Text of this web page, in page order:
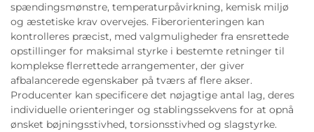
spændingsmønstre, temperaturpåvirkning, kemisk miljø
og æstetiske krav overvejes. Fiberorienteringen kan
kontrolleres præcist, med valgmuligheder fra ensrettede
opstillinger for maksimal styrke i bestemte retninger til
komplekse flerrettede arrangementer, der giver
afbalancerede egenskaber på tværs af flere akser.
Producenter kan specificere det nøjagtige antal lag, deres
individuelle orienteringer og stablingssekvens for at opnå
ønsket bøjningsstivhed, torsionsstivhed og slagstyrke.